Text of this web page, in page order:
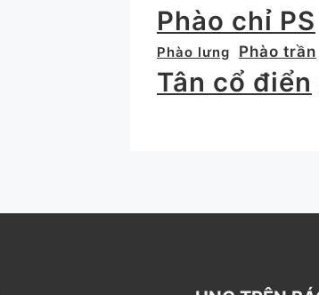
Phào chỉ PS
Phào lưng
Phào trần
Tân cổ điển